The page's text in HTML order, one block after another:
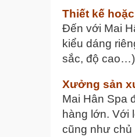
Thiết kế
Đến với Mai
kiểu dáng
sắc, độ
Xưởng sản
Mai Hân Spa
hàng lớn. Với
cũng như chủ